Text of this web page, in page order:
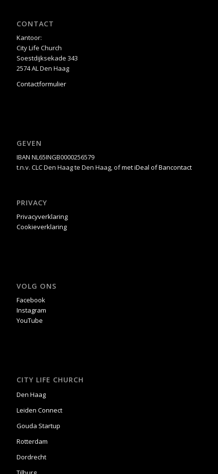
CONTACT
Kantoor:
City Life Church
Soestdijksekade 343
2574 AL Den Haag
Contactformulier
GEVEN
IBAN NL65INGB0000256579
t.n.v. CLC Den Haag te Den Haag, ofmet iDeal of Bancontact
PRIVACY
Privacyverklaring
Cookieverklaring
VOLG ONS
Facebook
Instagram
YouTube
CITY LIFE CHURCH
Den Haag
Leiden Connect
Gouda Startup
Rotterdam
Dordrecht